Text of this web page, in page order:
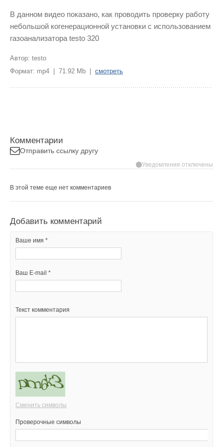
В данном видео показано, как проводить проверку работу
небольшой когенерационной установки с использованием
газоанализатора testo 320
Автор: testo
Формат: mp4 | 71.92 Mb | смотреть
Комментарии
Отправить ссылку другу
Уведомления отключены
В этой теме еще нет комментариев
Добавить комментарий
Ваше имя *
Ваш E-mail *
Текст комментария
Сменить символы
Проверочные символы